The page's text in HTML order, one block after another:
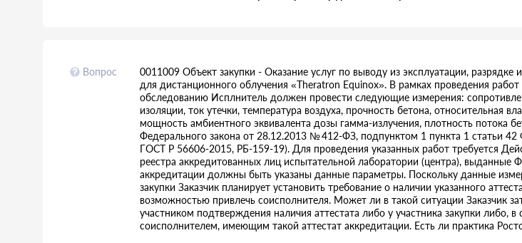
Вопрос
0011009 Объект закупки - Оказание услуг по выводу из эксплуатации, разрядке
для дистанционного облучения «Theratron Equinox». В рамках проведения
обследованию Исплнитель должен провести следующие измерения:
изоляции, ток утечки, температура воздуха, прочность бетона, относительная
мощность амбиентного эквивалента дозы гамма-излучения, плотность потока
Федерального закона от 28.12.2013 № 412-ФЗ, подпунктом 1 пункта 1 статьи
ГОСТ Р 56606-2015, РБ-159-19). Для проведения указанных работ требуется
реестра аккредитованных лиц испытательной лаборатории (центра), выданные
аккредитации должны быть указаны данные параметры. Поскольку данные
закупки Заказчик планирует установить требование о наличии указанного
возможностью привлечь соисполнителя. Может ли в такой ситуации Заказчик
участником подтверждения наличия аттестата либо у участника закупки либо, в
соисполнителем, имеющим такой аттестат аккредитации. Есть ли практика